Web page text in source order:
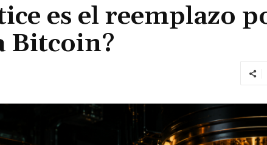
es el reemplazo
Bitcoin?